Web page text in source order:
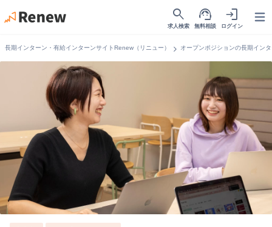
search
求人検索
support_agent
無料相談
login
ログイン
長期インターン・有給インターンサイトRenew（リニュー） chevron_right オープンポジションの長期イン